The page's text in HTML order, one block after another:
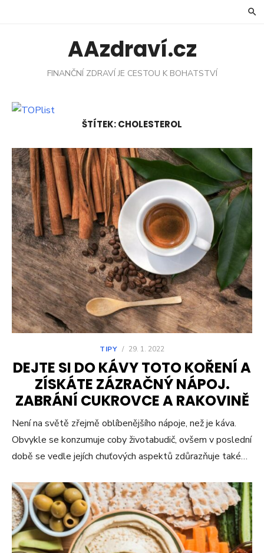
AAzdraví.cz
FINANČNÍ ZDRAVÍ JE CESTOU K BOHATSTVÍ
ŠTÍTEK:CHOLESTEROL
TIPY / 29. 1. 2022
DEJTE SI DO KÁVY TOTO KOŘENÍ A
ZÍSKÁTE ZÁZRAČNÝ NÁPOJ.
ZABRÁNÍ CUKROVCE A RAKOVINĚ
Není na světě zřejmě oblíbenějšího nápoje, než je káva.
Obvykle se konzumuje coby životabudič, ovšem v poslední
době se vedle jejích chuťových aspektů zdůrazňuje také…